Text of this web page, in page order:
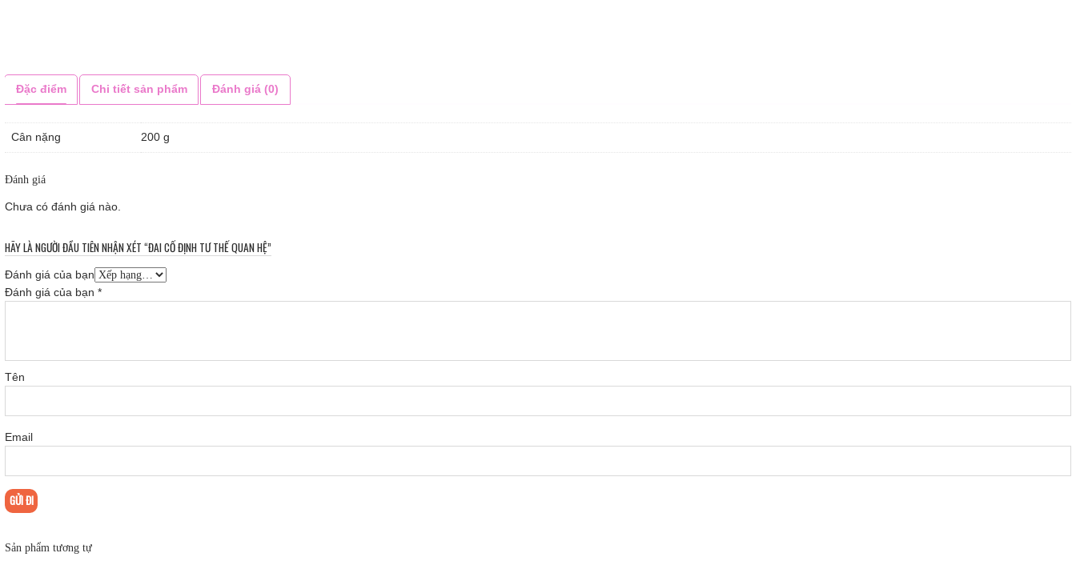
Đặc điểm Chi tiết sản phẩm Đánh giá (0)
Cân nặng 200 g
Đánh giá
Chưa có đánh giá nào.
HÃY LÀ NGƯỜI ĐẦU TIÊN NHẬN XÉT “ĐAI CỐ ĐỊNH TƯ THẾ QUAN HỆ”
Đánh giá của bạn
Đánh giá của bạn *
Tên
Email
Sản phẩm tương tự